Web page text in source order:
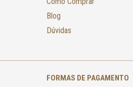
Blog
Dúvidas
FORMAS DE PAGAMENTO